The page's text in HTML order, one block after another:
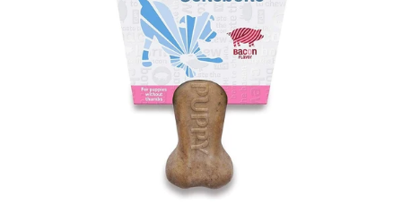
開
啟
庫
檢
視
中
的
精
選